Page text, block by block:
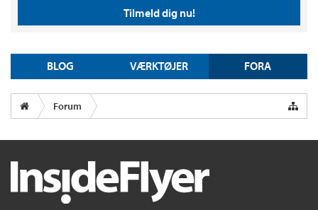
Tilmeld dig nu!
BLOG VÆRKTØJER FORA
Forum